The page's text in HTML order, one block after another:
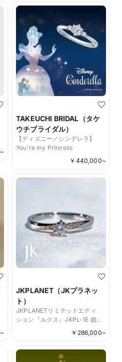
~
TAKEUCHI BRIDAL（タケ
ウチブライダル）
【ディズニー／シンデレラ】
You're my Princess
￥ 440,000~
~
JKPLANET（JKプラネッ
ト）
JKPLANETリミテッドエディ
ション『ルクス』JKPL-1E 婚約
指輪(エンゲージリング)
￥ 286,000~